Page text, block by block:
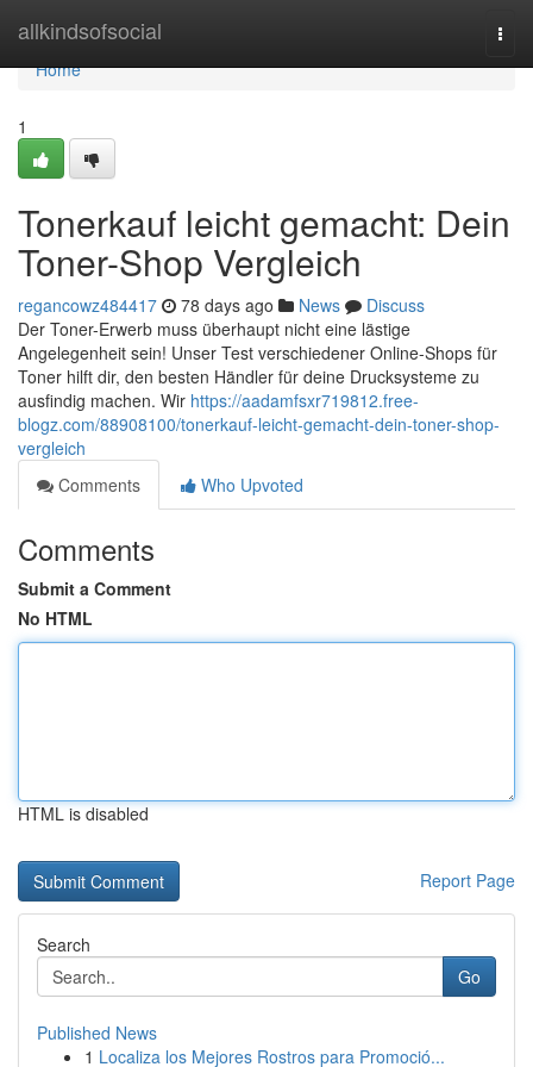
allkindsofsocial
Home
Home
1
Tonerkauf leicht gemacht: Dein
Toner-Shop Vergleich
regancowz484417 78 days ago News
Discuss
Der Toner-Erwerb muss überhaupt nicht eine lästige
Angelegenheit sein! Unser Test verschiedener Online-Shops für
Toner hilft dir, den besten Händler für deine Drucksysteme zu
ausfindig machen. Wir https://aadamfsxr719812.free-
blogz.com/88908100/tonerkauf-leicht-gemacht-dein-toner-shop-
vergleich
Comments
Who Upvoted
Comments
Submit a Comment
No HTML
HTML is disabled
Report Page
Search
Go
Published News
1 Localiza los Mejores Rostros para Promoció...